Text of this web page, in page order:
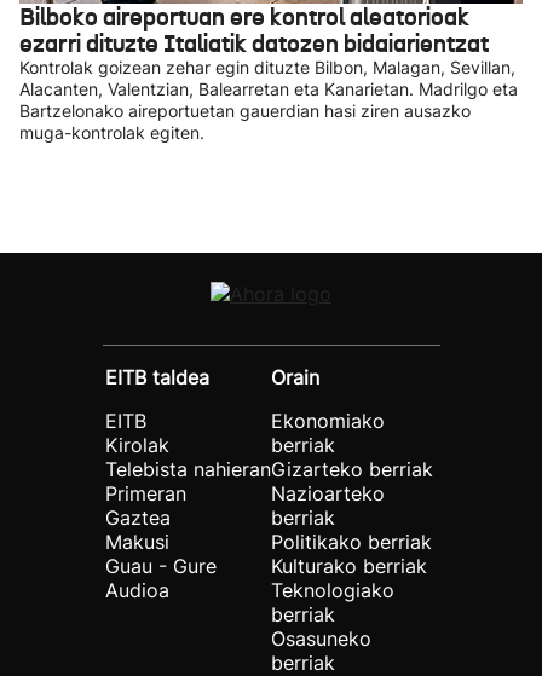
Bilboko aireportuan ere kontrol aleatorioak
ezarri dituzte Italiatik datozen bidaiarientzat
Kontrolak goizean zehar egin dituzte Bilbon, Malagan, Sevillan,
Alacanten, Valentzian, Balearretan eta Kanarietan. Madrilgo eta
Bartzelonako aireportuetan gauerdian hasi ziren ausazko
muga-kontrolak egiten.
EITB taldea
EITB
Kirolak
Telebista nahieran
Primeran
Gaztea
Makusi
Guau - Gure
Audioa
Orain
Ekonomiako
berriak
Gizarteko berriak
Nazioarteko
berriak
Politikako berriak
Kulturako berriak
Teknologiako
berriak
Osasuneko
berriak